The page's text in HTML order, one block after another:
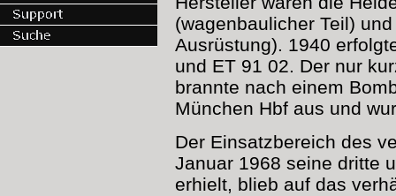
(wagenbaulicher Teil)
Ausrüstung). 1940
und ET 91 02. Der nur
brannte nach einem
München Hbf aus und
Der Einsatzbereich des
Januar 1968 seine dritte
erhielt, blieb auf das